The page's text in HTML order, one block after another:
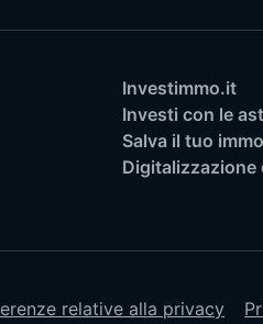
Investimmo.it
Investi con le
Salva il tuo
Digitalizzazione
relative alla privacy